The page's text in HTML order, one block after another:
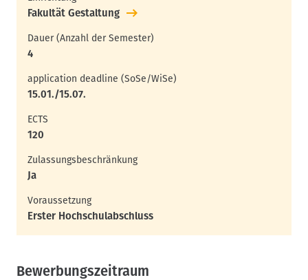
Fakultät Gestaltung
Dauer (Anzahl der Semester)
4
application deadline (SoSe/WiSe)
15.01./15.07.
ECTS
120
Zulassungsbeschränkung
Ja
Voraussetzung
Erster Hochschulabschluss
Bewerbungszeitraum